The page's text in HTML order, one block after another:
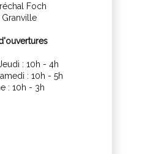
Foch
: 10h - 4h
: 10h - 5h
: 10h - 3h